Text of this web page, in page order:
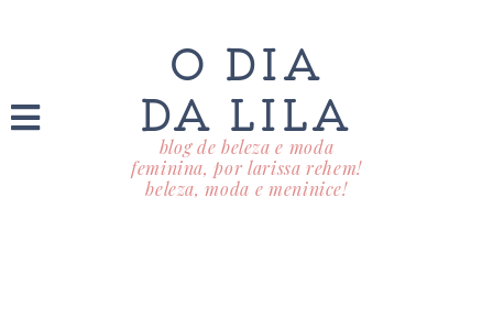
O DIA
DA LILA
blog de beleza e moda
feminina, por larissa rehem!
beleza, moda e meninice!